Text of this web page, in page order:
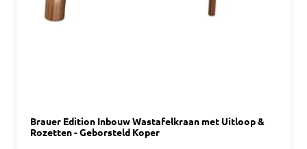
Brauer Edition Inbouw Wastafelkraan met Uitloop &
Rozetten - Geborsteld Koper